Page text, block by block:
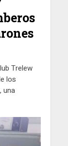
Trelew
los
una